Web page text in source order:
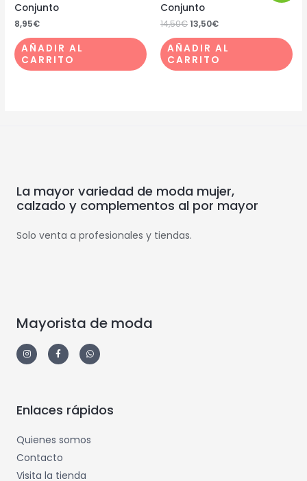
Conjunto
8,95€
AÑADIR AL
CARRITO
Conjunto
14,50€13,50€
AÑADIR AL
CARRITO
La mayor variedad de moda mujer,
calzado y complementos al por mayor
Solo venta a profesionales y tiendas.
Mayorista de moda
Enlaces rápidos
Quienes somos
Contacto
Visita la tienda